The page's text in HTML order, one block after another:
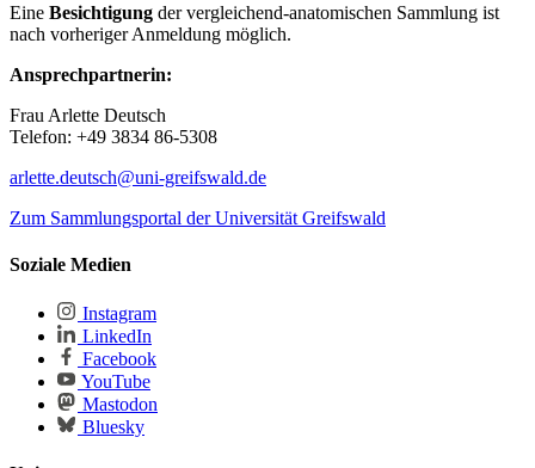
Eine Besichtigung der vergleichend-anatomischen Sammlung ist
nach vorheriger Anmeldung möglich.
Ansprechpartnerin:
Frau Arlette Deutsch
Telefon: +49 3834 86-5308
arlette.deutsch@uni-greifswald.de
Zum Sammlungsportal der Universität Greifswald
Soziale Medien
Instagram
LinkedIn
Facebook
YouTube
Mastodon
Bluesky